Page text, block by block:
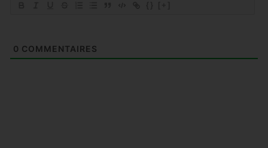
0 COMMENTAIRES